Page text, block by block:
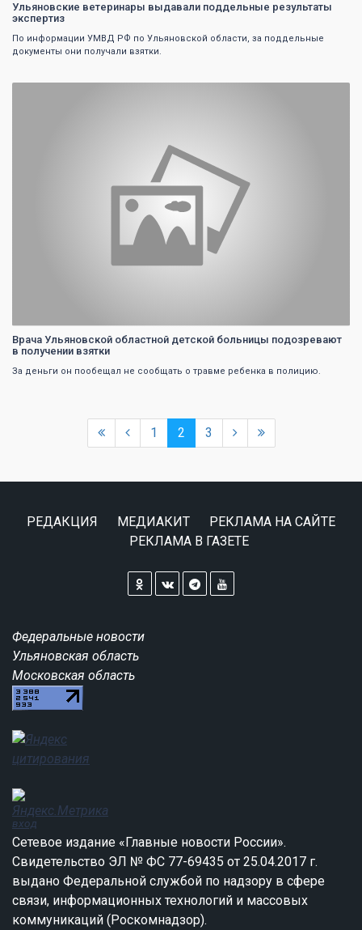
Ульяновские ветеринары выдавали поддельные результаты
экспертиз
По информации УМВД РФ по Ульяновской области, за поддельные
документы они получали взятки.
Врача Ульяновской областной детской больницы подозревают
в получении взятки
За деньги он пообещал не сообщать о травме ребенка в полицию.
1 2 3
РЕДАКЦИЯ МЕДИАКИТ
РЕКЛАМА НА САЙТЕ
РЕКЛАМА В ГАЗЕТЕ
Федеральные новости
Ульяновская область
Московская область
вход
Сетевое издание «Главные новости России».
Свидетельство ЭЛ № ФС 77-69435 от 25.04.2017 г.
выдано Федеральной службой по надзору в сфере
связи, информационных технологий и массовых
коммуникаций (Роскомнадзор).